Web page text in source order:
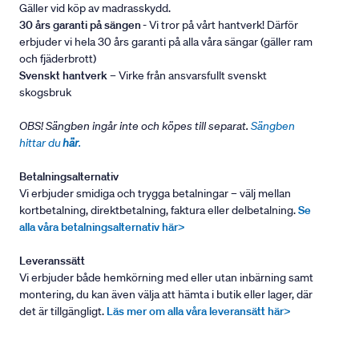
Gäller vid köp av madrasskydd.
30 års garanti på sängen- Vi tror på vårt hantverk! Därför
erbjuder vi hela 30 års garanti på alla våra sängar (gäller ram
och fjäderbrott)
Svenskt hantverk– Virke från ansvarsfullt svenskt
skogsbruk
OBS! Sängben ingår inte och köpes till separat. Sängben
hittar duhär.
Betalningsalternativ
Vi erbjuder smidiga och trygga betalningar – välj mellan
kortbetalning, direktbetalning, faktura eller delbetalning.Se
alla våra betalningsalternativ här>
Leveranssätt
Vi erbjuder både hemkörning med eller utan inbärning samt
montering, du kan även välja att hämta i butik eller lager, där
det är tillgängligt. Läs mer om alla våra leveransätt här>